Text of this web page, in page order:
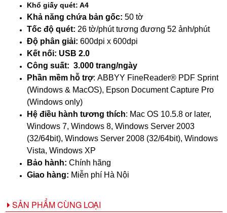
Khổ giấy quét: A4
Khả năng chứa bản gốc: 50 tờ
Tốc độ quét: 26 tờ/phút tương đương 52 ảnh/phút
Độ phân giải: 600dpi x 600dpi
Kết nối: USB 2.0
Công suất: 3.000 trang/ngày
Phần mềm hỗ trợ: ABBYY FineReader® PDF Sprint
(Windows & MacOS), Epson Document Capture Pro
(Windows only)
Hệ điều hành tương thích: Mac OS 10.5.8 or later,
Windows 7, Windows 8, Windows Server 2003
(32/64bit), Windows Server 2008 (32/64bit), Windows
Vista, Windows XP
Bảo hành: Chính hãng
Giao hàng: Miễn phí Hà Nội
SẢN PHẨM CÙNG LOẠI